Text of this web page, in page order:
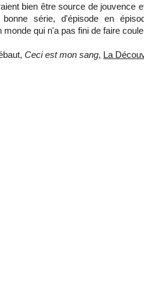
bien être source de jouvence
bonne série, d'épisode en
monde qui n'a pas fini de faire
Ceci est mon sang, La